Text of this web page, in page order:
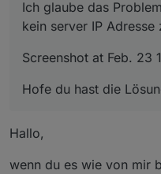
Ich glaube das
kein server IP Adresse
Screenshot at Feb. 23
Hofe du hast die
Hallo,
wenn du es wie von mir